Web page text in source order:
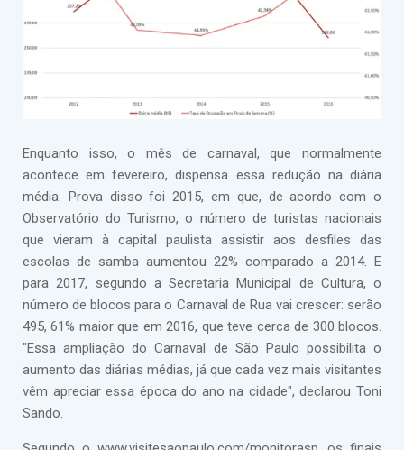
Enquanto isso, o mês de carnaval, que normalmente
acontece em fevereiro, dispensa essa redução na diária
média. Prova disso foi 2015, em que, de acordo com o
Observatório do Turismo, o número de turistas nacionais
que vieram à capital paulista assistir aos desfiles das
escolas de samba aumentou 22% comparado a 2014. E
para 2017, segundo a Secretaria Municipal de Cultura, o
número de blocos para o Carnaval de Rua vai crescer: serão
495, 61% maior que em 2016, que teve cerca de 300 blocos.
"Essa ampliação do Carnaval de São Paulo possibilita o
aumento das diárias médias, já que cada vez mais visitantes
vêm apreciar essa época do ano na cidade", declarou Toni
Sando.